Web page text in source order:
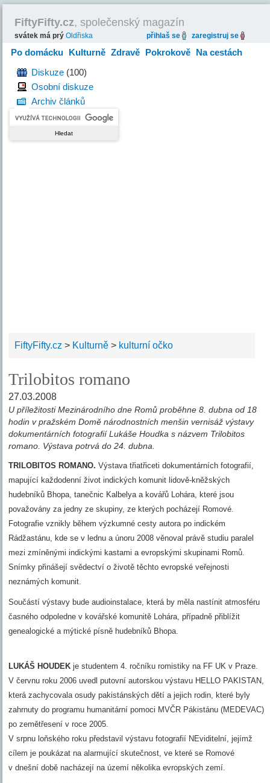
FiftyFifty.cz, společenský magazín
svátek má prýOldřiska přihlaš se zaregistruj se
Po domácku Kulturně Zdravě Pokrokově Na cestách
HravěDiskuze (100)
Osobní diskuze
Archiv článků
FiftyFifty.cz > Kulturně > kulturní očko
Trilobitos romano
27.03.2008
U příležitosti Mezinárodního dne Romů proběhne 8. dubna od 18
hodin v pražském Domě národnostních menšin vernisáž výstavy
dokumentárních fotografií Lukáše Houdka s názvem Trilobitos
romano. Výstava potrvá do 24. dubna.
TRILOBITOS ROMANO. Výstava třiatřiceti dokumentárních fotografií,
mapující každodenní život indických komunit lidově-kněžských
hudebníků Bhopa, tanečnic Kalbelya a kovářů Lohára, které jsou
považovány za jedny ze skupiny, ze kterých pocházejí Romové.
Fotografie vznikly během výzkumné cesty autora po indickém
Rádžastánu, kde se v lednu a únoru 2008 věnoval právě studiu paralel
mezi zmíněnými indickými kastami a evropskými skupinami Romů.
Snímky přinášejí svědectví o životě těchto evropské veřejnosti
neznámých komunit.
Součástí výstavy bude audioinstalace, která by měla nastínit atmosféru
časného odpoledne v kovářské komunitě Lohára, případně přiblížit
genealogické a mýtické písně hudebníků Bhopa.
LUKÁŠ HOUDEK je studentem 4. ročníku romistiky na FF UK v Praze.
V červnu roku 2006 uvedl putovní autorskou výstavu HELLO PAKISTAN,
která zachycovala osudy pakistánských dětí a jejich rodin, které byly
zahrnuty do programu humanitární pomoci MVČR Pákistánu (MEDEVAC)
po zemětřesení v roce 2005.
V srpnu loňského roku představil výstavu fotografií NEviditelní, jejímž
cílem je poukázat na alarmující skutečnost, ve které se Romové
v dnešní době nacházejí na území několika evropských zemí.